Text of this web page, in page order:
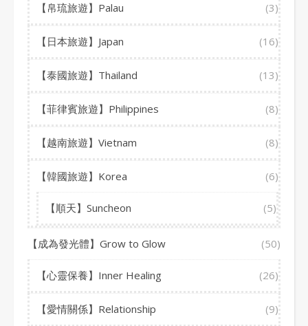
【帛琉旅遊】Palau (3)
【日本旅遊】Japan (16)
【泰國旅遊】Thailand (13)
【菲律賓旅遊】Philippines (8)
【越南旅遊】Vietnam (8)
【韓國旅遊】Korea (6)
【順天】Suncheon (5)
【成為發光體】Grow to Glow (50)
【心靈保養】Inner Healing (26)
【愛情關係】Relationship (9)